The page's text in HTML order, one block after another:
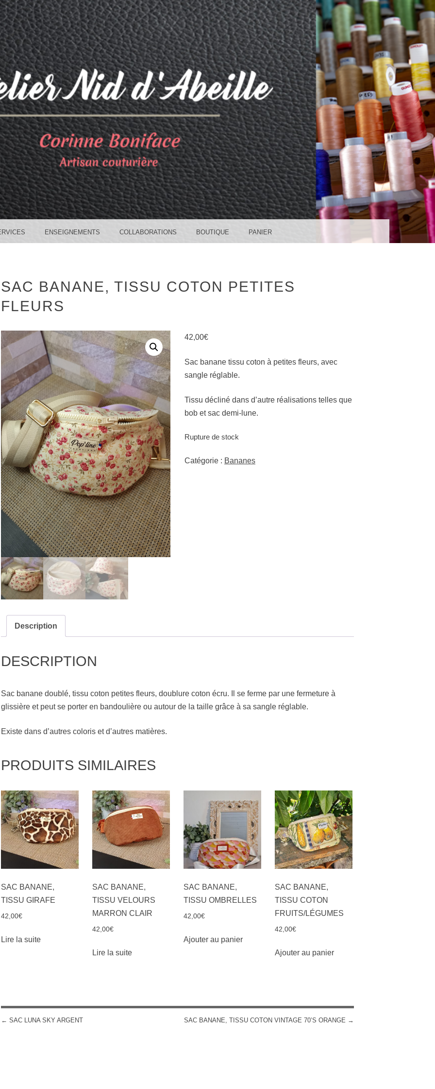
ENSEIGNEMENTS COLLABORATIONS BOUTIQUE PANIER
SAC BANANE, TISSU COTON PETITES
FLEURS
42,00€
Sac banane tissu coton à petites fleurs, avec
sangle réglable.
Tissu décliné dans d’autre réalisations telles que
bob et sac demi-lune.
Rupture de stock
Catégorie : Bananes
Description
DESCRIPTION
Sac banane doublé, tissu coton petites fleurs, doublure coton écru. Il se ferme par une fermeture à
glissière et peut se porter en bandoulière ou autour de la taille grâce à sa sangle réglable.
Existe dans d’autres coloris et d’autres matières.
PRODUITS SIMILAIRES
SAC BANANE,
TISSU GIRAFE
42,00€
Lire la suite
SAC BANANE,
TISSU VELOURS
MARRON CLAIR
42,00€
Lire la suite
SAC BANANE,
TISSU OMBRELLES
42,00€
Ajouter au panier
SAC BANANE,
TISSU COTON
FRUITS/LÉGUMES
42,00€
Ajouter au panier
POST NAVIGATION
← SAC LUNA SKY ARGENT SAC BANANE, TISSU COTON VINTAGE 70’S ORANGE →